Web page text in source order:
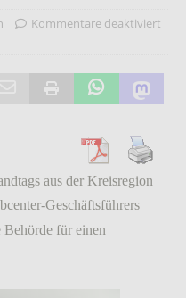
Kommentare deaktiviert
aus der Kreisregion
Geschäftsführers
für einen